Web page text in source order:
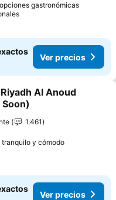
gastronómicas
Ver precios
a favoritos
Al Anoud
1.461
tranquilo y cómodoVer precios
Ver precios